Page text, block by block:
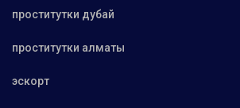
проститутки дубай
проститутки алматы
эскорт